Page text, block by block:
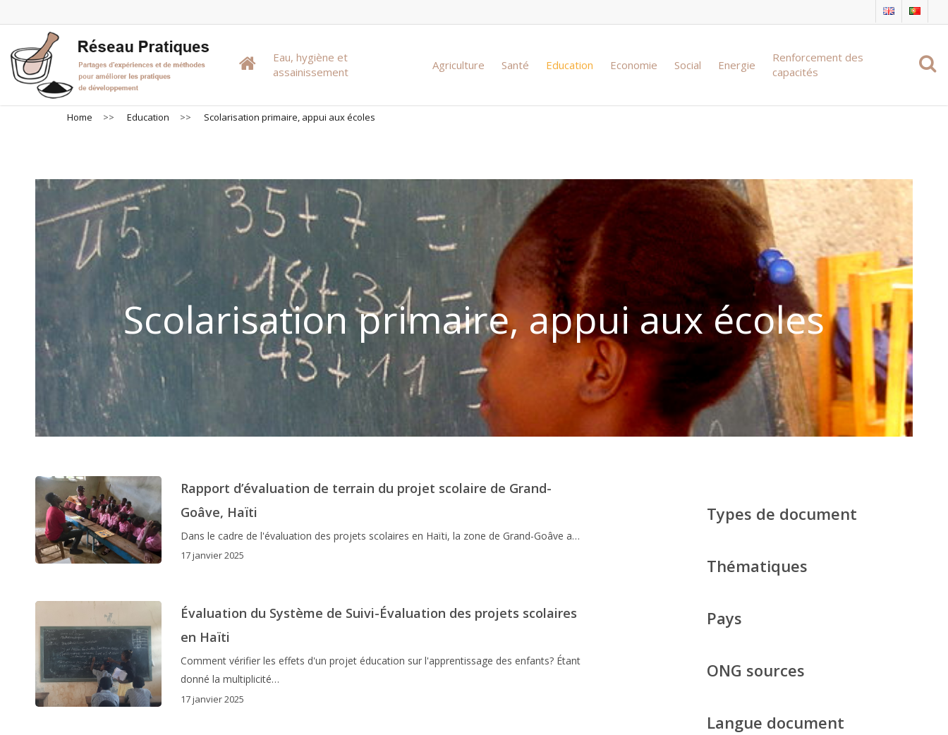
to
main
content
Eau, hygiène et
assainissement
Agriculture Santé Education Economie Social Energie
Renforcement des
capacités
Home >> Education >> Scolarisation primaire, appui aux écoles
Scolarisation primaire, appui aux écoles
Rapport d’évaluation de terrain du projet scolaire de Grand-
Goâve, Haïti
Dans le cadre de l'évaluation des projets scolaires en Haïti, la zone de Grand-Goâve a…
17 janvier 2025
Évaluation du Système de Suivi-Évaluation des projets scolaires
en Haïti
Comment vérifier les effets d'un projet éducation sur l'apprentissage des enfants? Étant
donné la multiplicité…
17 janvier 2025
Types de document
Thématiques
Pays
ONG sources
Langue document